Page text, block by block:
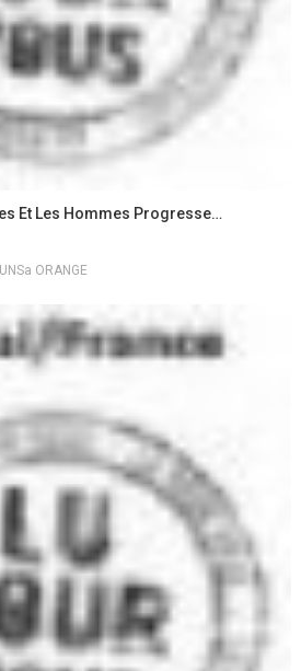
Et Les Hommes Progresse…
ORANGE